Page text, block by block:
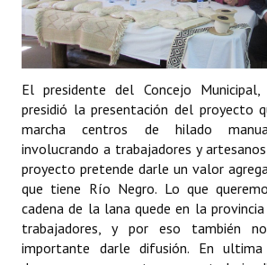
Carta Orgánica 2007
Reglamento Interno
Digesto
Organigrama
DOCUMENTOS
Informes de Gestión
Proyectos Presentados
El presidente del Concejo Municipal,
presidió la presentación del proyecto
marcha centros de hilado
involucrando a trabajadores y
proyecto pretende darle un valor
que tiene Río Negro. Lo que
cadena de la lana quede en la
trabajadores, y por eso también
importante darle difusión. En